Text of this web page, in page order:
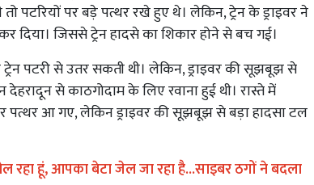
पटरियों पर बड़े पत्थर रखे हुए थे। लेकिन, ट्रेन के ड्राइवर ने
दिया। जिससे ट्रेन हादसे का शिकार होने से बच गई।
ट्रेन पटरी से उतर सकती थी। लेकिन, ड्राइवर की सूझबूझ से
देहरादून से काठगोदाम के लिए रवाना हुई थी। रास्ते में
पत्थर आ गए, लेकिन ड्राइवर की सूझबूझ से बड़ा हादसा टल
रहा हूं, आपका बेटा जेल जा रहा है...साइबर ठगों ने बदला